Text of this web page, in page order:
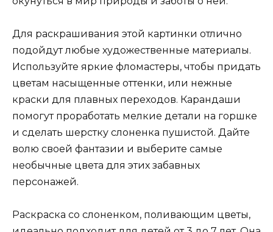
Для раскрашивания этой картинки отлично
подойдут любые художественные материалы.
Используйте яркие фломастеры, чтобы придать
цветам насыщенные оттенки, или нежные
краски для плавных переходов. Карандаши
помогут проработать мелкие детали на горшке
и сделать шерстку слоненка пушистой. Дайте
волю своей фантазии и выберите самые
необычные цвета для этих забавных
персонажей.
Раскраска со слоненком, поливающим цветы,